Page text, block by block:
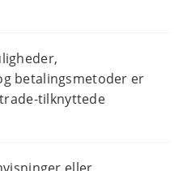
betalingsmetoder er
tilknyttede